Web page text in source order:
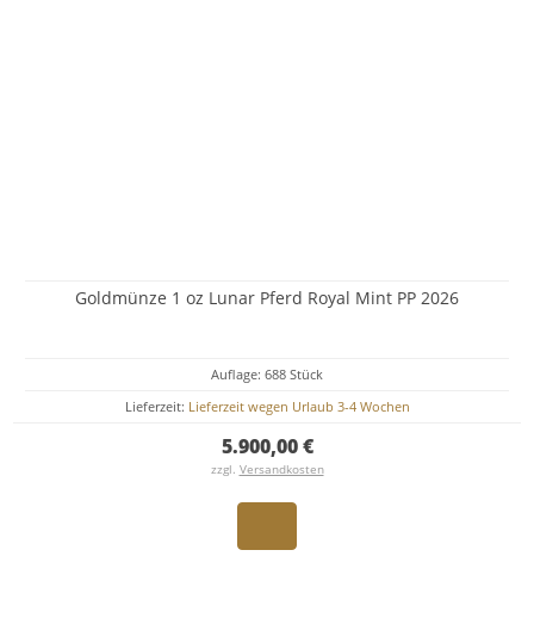
Goldmünze 1 oz Lunar Pferd Royal Mint PP 2026
Auflage: 688 Stück
Lieferzeit: Lieferzeit wegen Urlaub 3-4 Wochen
5.900,00 €
zzgl. Versandkosten